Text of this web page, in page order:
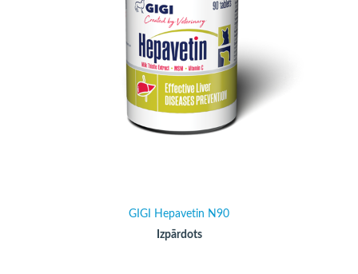
GIGI Hepavetin N90
Izpārdots